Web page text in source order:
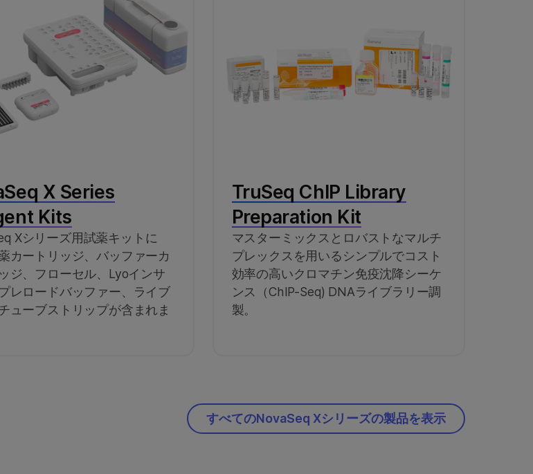
X Series
Kits
Xシリーズ用試薬キットに
カートリッジ、バッファーカ
ジ、フローセル、Lyoインサ
レロードバッファー、ライブ
ューブストリップが含まれま
TruSeq ChIP Library
Preparation Kit
マスターミックスとロバストなマルチ
プレックスを用いるシンプルでコスト
効率の高いクロマチン免疫沈降シーケ
ンス（ChIP-Seq) DNAライブラリー調
製。
すべてのNovaSeq Xシリーズの製品を表示